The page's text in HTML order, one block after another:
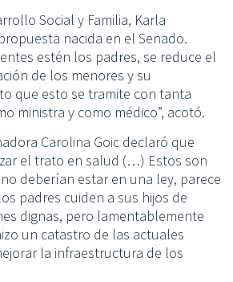
Social y Familia, Karla
nacida en el Senado.
estén los padres, se reduce el
de los menores y su
que esto se tramite con tanta
ministra y como médico”, acotó.
Carolina Goic declaró que
el trato en salud (…) Estos son
deberían estar en una ley, parece
padres cuiden a sus hijos de
dignas, pero lamentablemente
un catastro de las actuales
la infraestructura de los